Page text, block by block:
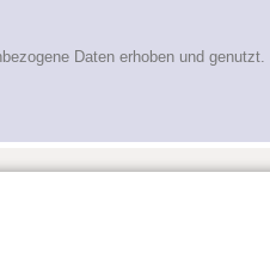
Daten erhoben und